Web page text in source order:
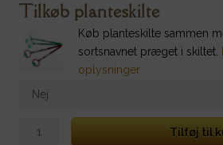
Tilkøb planteskilte
Køb planteskilte sammen
sortsnavnet præget i skiltet.
oplysninger
Tilføj til